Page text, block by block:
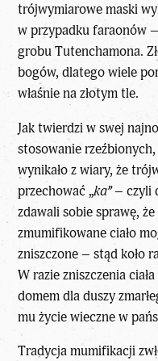
trójwymiarowe maski
w przypadku faraonów
grobu Tutenchamona.
bogów, dlatego wiele
właśnie na złotym tle.
Jak twierdzi w swej
stosowanie
wynikało z wiary, że
przechować „ka”– czyli
zdawali sobie sprawę,
zmumifikowane ciało
zniszczone – stąd koło
W razie zniszczenia
domem dla duszy
mu życie wieczne w
Tradycja mumifikacji